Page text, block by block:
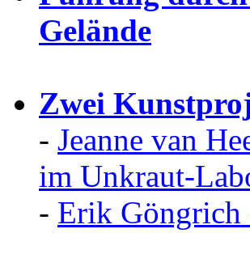
Gelände
Zwei
- Jeanne van
im Unkraut-
- Erik Göngrich